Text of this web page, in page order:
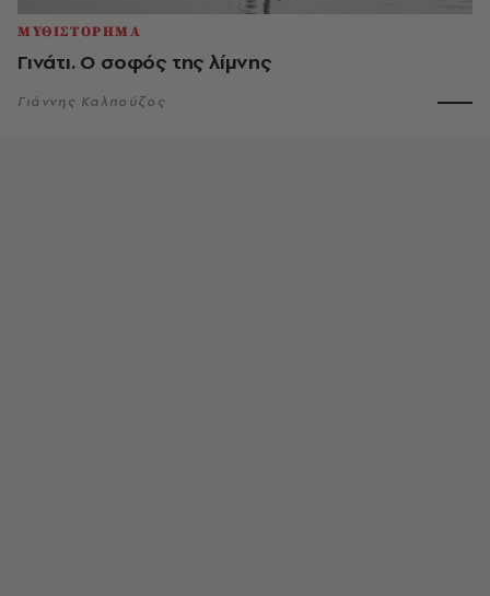
ΜΥΘΙΣΤΟΡΗΜΑ
Γινάτι. Ο σοφός της λίμνης
Γιάννης Καλπούζος